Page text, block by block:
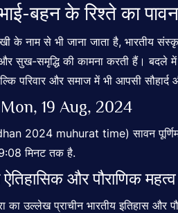
बहन के रिश्ते का पावन
के नाम से भी जाना जाता है, भारतीय
सुख-समृद्धि की कामना करती हैं। बदले में
परिवार और समाज में भी आपसी सौहार्द
19 Aug, 2024
2024 muhurat time) सावन
मिनट तक है.
ऐतिहासिक और पौराणिक महत्व
का उल्लेख प्राचीन भारतीय इतिहास